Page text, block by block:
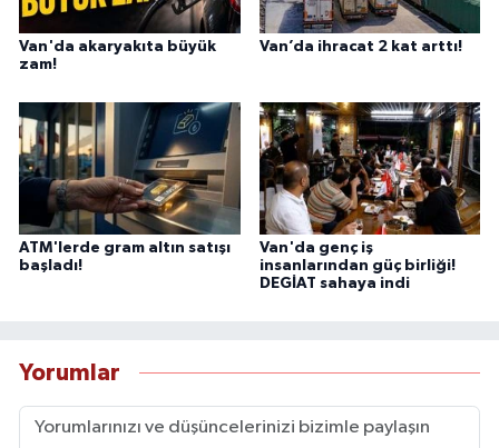
Van'da akaryakıta büyük
zam!
Van’da ihracat 2 kat arttı!
ATM'lerde gram altın satışı
başladı!
Van'da genç iş
insanlarından güç birliği!
DEGİAT sahaya indi
Yorumlar